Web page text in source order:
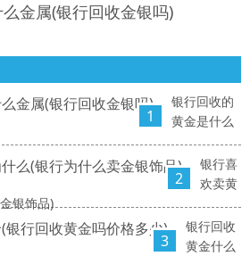
金属(银行回收金银吗)
1
银行回收的
黄金是什么
2
银行喜
欢卖黄
银饰品)
3
银行回收
黄金什么